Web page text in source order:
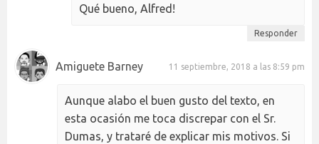
Qué bueno, Alfred!
Responder
Amiguete Barney 11 septiembre, 2018 a las 8:59 pm
Aunque alabo el buen gusto del texto, en
esta ocasión me toca discrepar con el Sr.
Dumas, y trataré de explicar mis motivos. Si